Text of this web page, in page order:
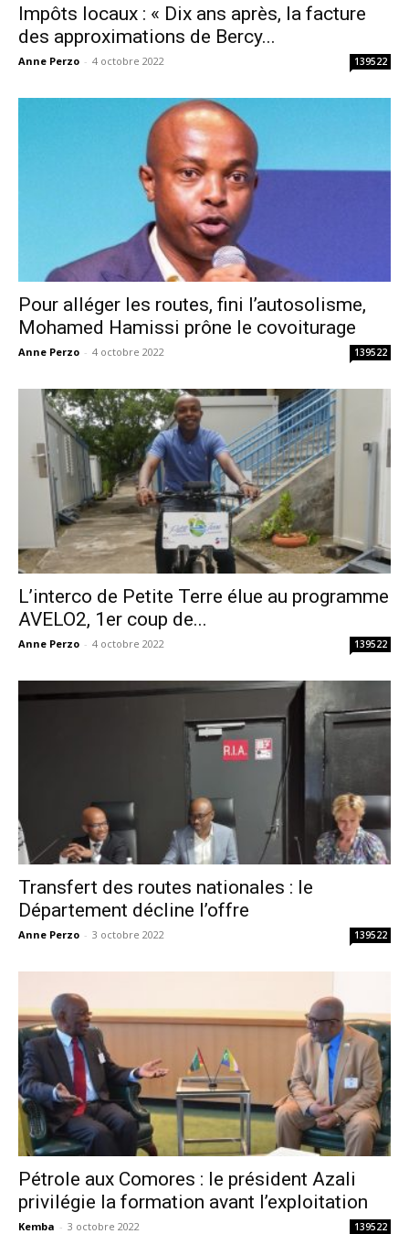
Impôts locaux : « Dix ans après, la facture
des approximations de Bercy...
Anne Perzo - 4 octobre 2022 139522
Pour alléger les routes, fini l’autosolisme,
Mohamed Hamissi prône le covoiturage
Anne Perzo - 4 octobre 2022 139522
L’interco de Petite Terre élue au programme
AVELO2, 1er coup de...
Anne Perzo - 4 octobre 2022 139522
Transfert des routes nationales : le
Département décline l’offre
Anne Perzo - 3 octobre 2022 139522
Pétrole aux Comores : le président Azali
privilégie la formation avant l’exploitation
Kemba - 3 octobre 2022 139522